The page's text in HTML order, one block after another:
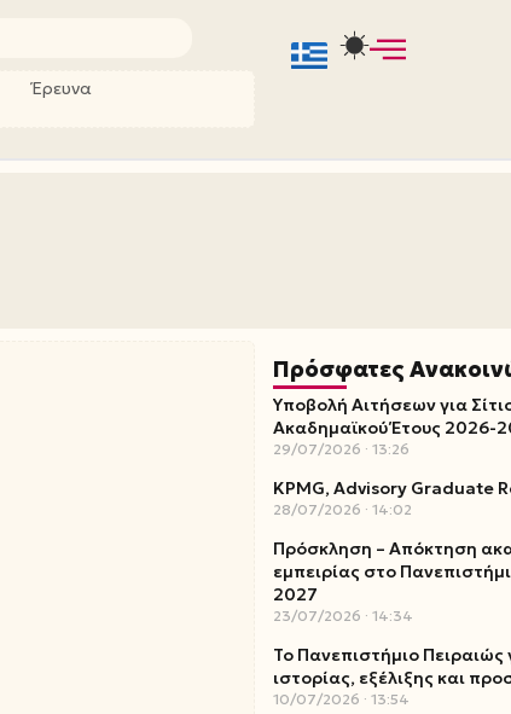
Έρευνα
Πρόσφατες
Υποβολή Αιτήσεων για
Ακαδημαϊκού Έτους 2026-
29/07/2026 13:26
KPMG, Advisory Graduate
28/07/2026 14:02
Πρόσκληση – Απόκτηση
εμπειρίας στο
2027
23/07/2026 14:34
Το Πανεπιστήμιο Πειραιώς
ιστορίας, εξέλιξης και
10/07/2026 13:54